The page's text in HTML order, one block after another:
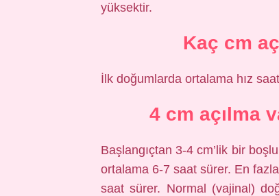
yüksektir.
Kaç cm
İlk doğumlarda ortalama hız
4 cm açılma
Başlangıçtan 3-4 cm’lik bir
ortalama 6-7 saat sürer. En
saat sürer. Normal (vajinal)